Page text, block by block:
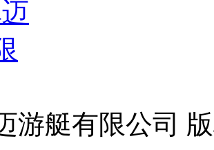
游艇有限公司